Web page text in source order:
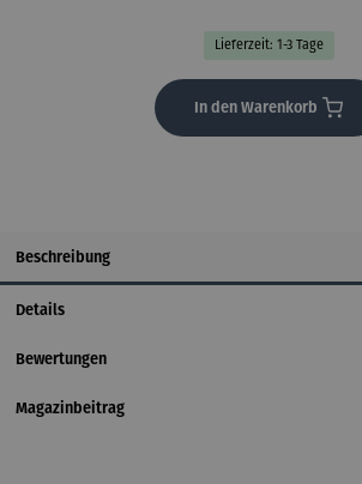
Lieferzeit: 1-3 Tage
In den Warenkorb
Beschreibung
Details
Bewertungen
Magazinbeitrag